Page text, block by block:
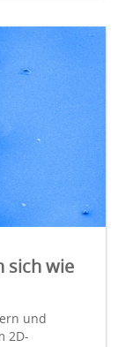
sich wie
und
2D-